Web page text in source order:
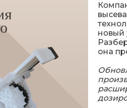
новый
она